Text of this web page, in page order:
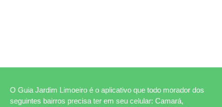
O Guia Jardim Limoeiro é o aplicativo que todo morador dos
seguintes bairros precisa ter em seu celular: Camará,